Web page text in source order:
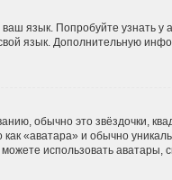
язык. Попробуйте узнать
язык. Дополнительную
обычно это звёздочки,
«аватара» и обычно
использовать